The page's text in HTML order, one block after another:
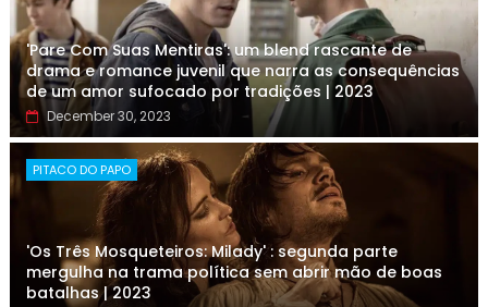
'Pare Com Suas Mentiras': um blend rascante de
drama e romance juvenil que narra as consequências
de um amor sufocado por tradições | 2023
December 30, 2023
PITACO DO PAPO
'Os Três Mosqueteiros: Milady' : segunda parte
mergulha na trama política sem abrir mão de boas
batalhas | 2023